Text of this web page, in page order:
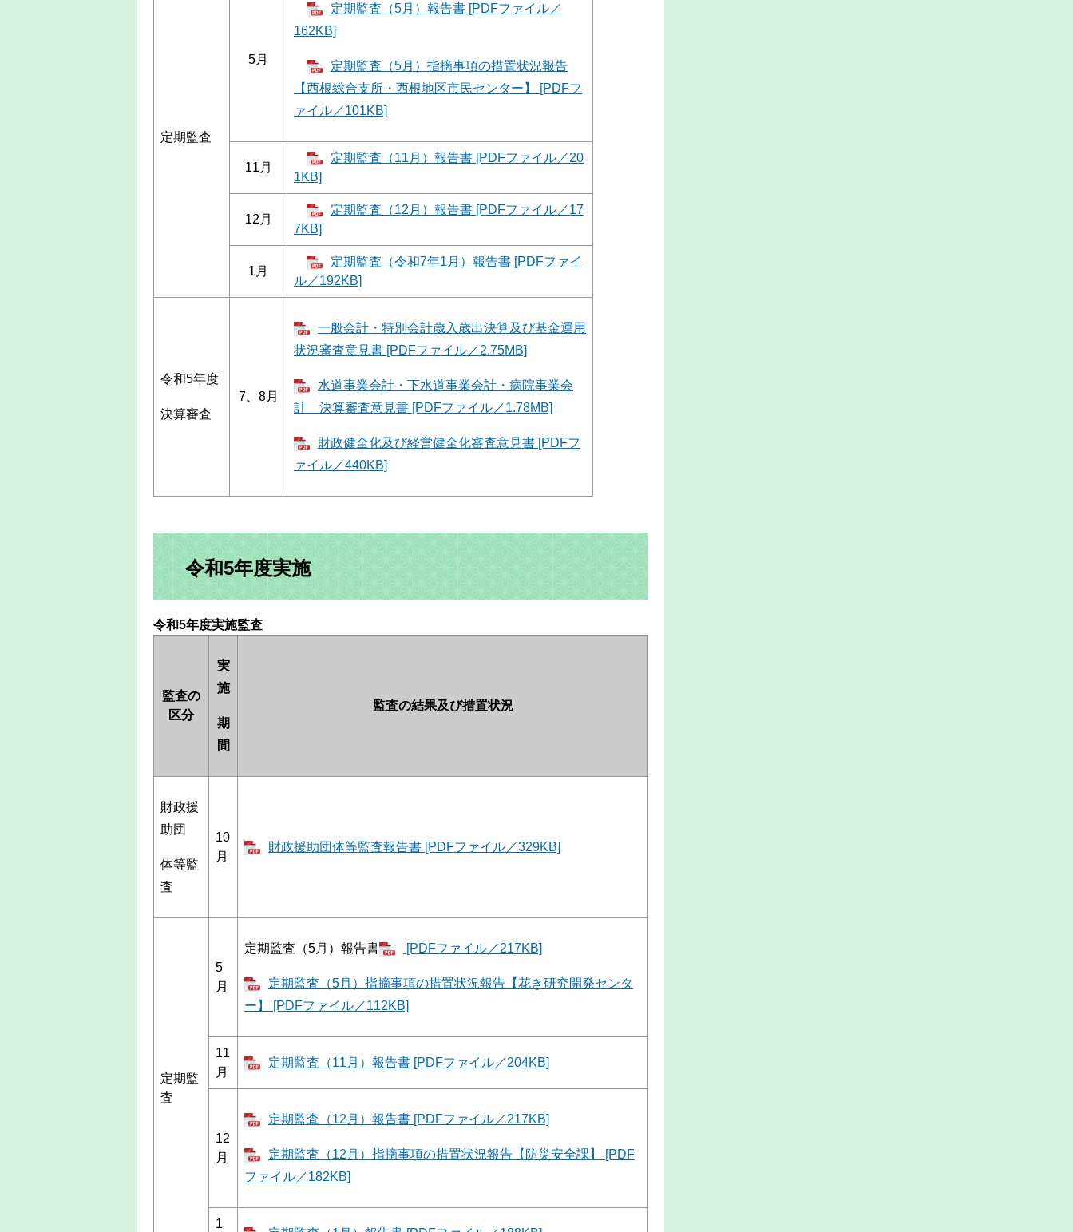
定期監査
5月
定期監査（5月）報告書 [PDFファイル／
162KB]
定期監査（5月）指摘事項の措置状況報告
【西根総合支所・西根地区市民センター】 [PDFフ
ァイル／101KB]
11月
定期監査（11月）報告書 [PDFファイル／20
1KB]
12月
定期監査（12月）報告書 [PDFファイル／17
7KB]
1月
定期監査（令和7年1月）報告書 [PDFファイ
ル／192KB]
令和5年度
決算審査
7、8月
一般会計・特別会計歳入歳出決算及び基金運用
状況審査意見書 [PDFファイル／2.75MB]
水道事業会計・下水道事業会計・病院事業会
計 決算審査意見書 [PDFファイル／1.78MB]
財政健全化及び経営健全化審査意見書 [PDFフ
ァイル／440KB]
令和5年度実施
令和5年度実施監査
監査の
区分
実
施
期
間
監査の結果及び措置状況
財政援
助団
体等監
査
10
月
財政援助団体等監査報告書 [PDFファイル／329KB]
定期監
査
5
月
定期監査（5月）報告書 [PDFファイル／217KB]
定期監査（5月）指摘事項の措置状況報告【花き研究開発センタ
ー】 [PDFファイル／112KB]
11
月
定期監査（11月）報告書 [PDFファイル／204KB]
12
月
定期監査（12月）報告書 [PDFファイル／217KB]
定期監査（12月）指摘事項の措置状況報告【防災安全課】 [PDF
ファイル／182KB]
1